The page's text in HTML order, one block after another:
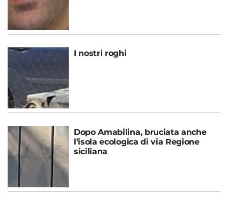
I nostri roghi
Dopo Amabilina, bruciata anche
l’isola ecologica di via Regione
siciliana